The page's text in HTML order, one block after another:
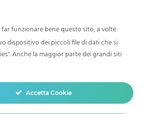
à domicile
nettoyage par ultrasons
jouets de bébé dans un nettoyeur à ultrasons
des pinceaux de maquillage
des légumes et des fruits
far funzionare bene questo sito, a volte
dispositivo dei piccoli file di dati che si
Anche la maggior parte dei grandi siti
Accetta Cookie